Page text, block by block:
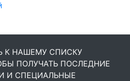
К НАШЕМУ СПИСКУ
ПОЛУЧАТЬ ПОСЛЕДНИЕ
И СПЕЦИАЛЬНЫЕ